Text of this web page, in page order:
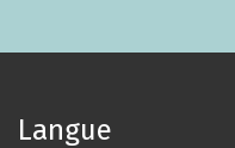
Langue